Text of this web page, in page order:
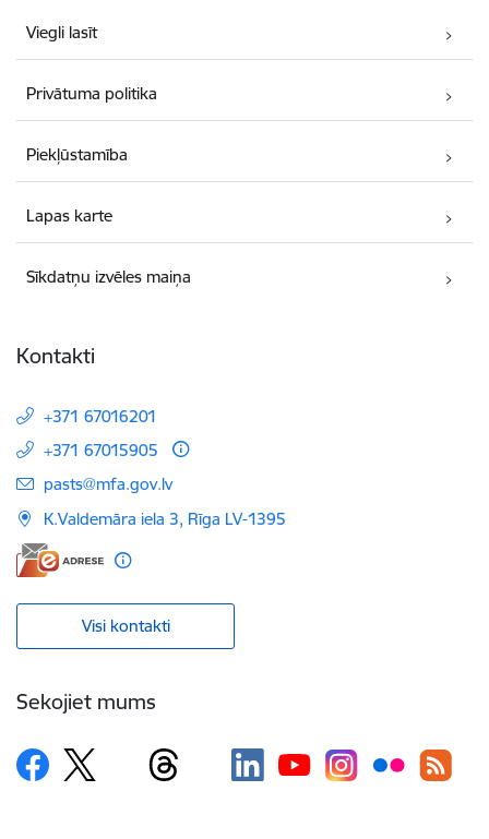
Viegli lasīt
Privātuma politika
Piekļūstamība
Lapas karte
Sīkdatņu izvēles maiņa
Kontakti
+371 67016201
+371 67015905
E-pasts:
pasts@mfa.gov.lv
K.Valdemāra iela 3, Rīga LV-1395
Visi kontakti
Sekojiet mums